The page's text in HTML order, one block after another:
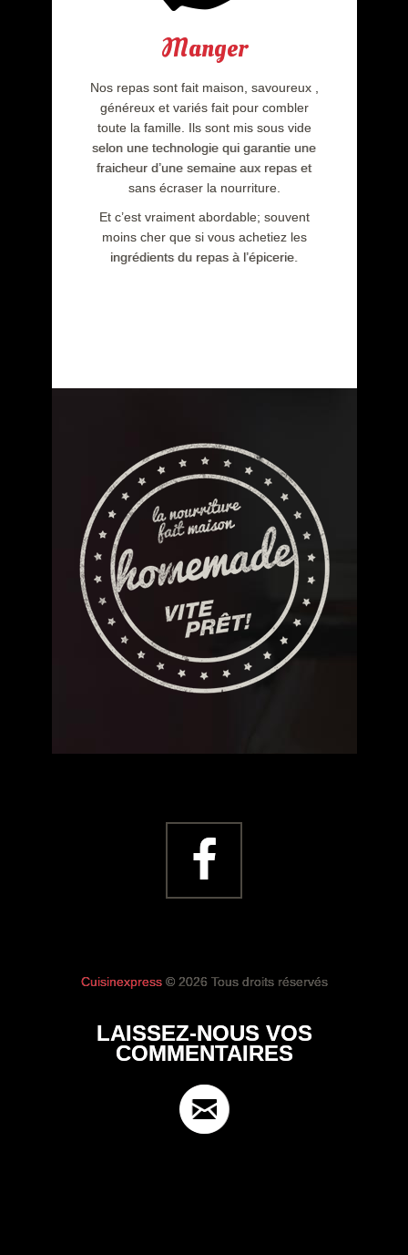
Manger
Nos repas sont fait maison, savoureux ,
généreux et variés fait pour combler
toute la famille. Ils sont mis sous vide
selon une technologie qui garantie une
fraicheur d’une semaine aux repas et
sans écraser la nourriture.
Et c’est vraiment abordable; souvent
moins cher que si vous achetiez les
ingrédients du repas à l’épicerie.
Cuisinexpress© 2026 Tous droits réservés
LAISSEZ-NOUS VOS
COMMENTAIRES